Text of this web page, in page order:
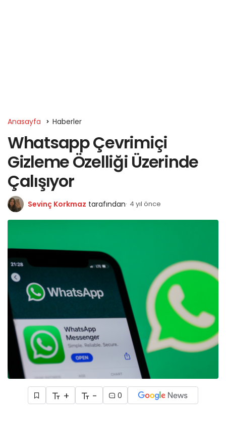
Anasayfa Haberler
Whatsapp Çevrimiçi
Gizleme Özelliği Üzerinde
Çalışıyor
Sevinç Korkmaz tarafından 4 yıl önce
+ - 0